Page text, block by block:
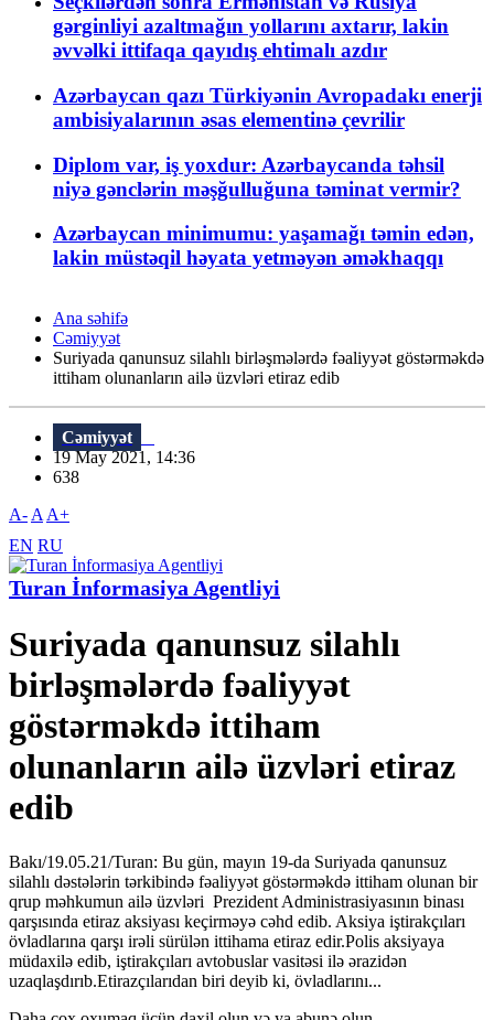
gərginliyi azaltmağın yollarını axtarır, lakin
əvvəlki ittifaqa qayıdış ehtimalı azdır
Azərbaycan qazı Türkiyənin Avropadakı enerji
ambisiyalarının əsas elementinə çevrilir
Diplom var, iş yoxdur: Azərbaycanda təhsil
niyə gənclərin məşğulluğuna təminat vermir?
Azərbaycan minimumu: yaşamağı təmin edən,
lakin müstəqil həyata yetməyən əməkhaqqı
Ana səhifə
Cəmiyyət
Suriyada qanunsuz silahlı birləşmələrdə fəaliyyət göstərməkdə
ittiham olunanların ailə üzvləri etiraz edib
Cəmiyyət
19 May 2021, 14:36
638
A- A A+
EN RU
Turan İnformasiya Agentliyi
Suriyada qanunsuz silahlı
birləşmələrdə fəaliyyət
göstərməkdə ittiham
olunanların ailə üzvləri etiraz
edib
Bakı/19.05.21/Turan: Bu gün, mayın 19-da Suriyada qanunsuz
silahlı dəstələrin tərkibində fəaliyyət göstərməkdə ittiham olunan bir
qrup məhkumun ailə üzvləri Prezident Administrasiyasının binası
qarşısında etiraz aksiyası keçirməyə cəhd edib. Aksiya iştirakçıları
övladlarına qarşı irəli sürülən ittihama etiraz edir.Polis aksiyaya
müdaxilə edib, iştirakçıları avtobuslar vasitəsi ilə ərazidən
uzaqlaşdırıb.Etirazçılarıdan biri deyib ki, övladlarını...